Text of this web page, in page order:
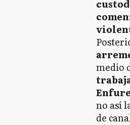
medio
no así
de